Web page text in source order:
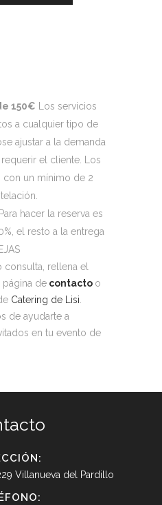
150€ Los servicios
a cualquier tipo de
ajustar a la demanda
el cliente. Los
con un mínimo de 2
Para hacer la reserva es
el resto a la entrega
consulta, rellena el
página de contacto o
Catering de Lisi.
de ayudarte a
en tu evento de
Villanueva del Pardillo